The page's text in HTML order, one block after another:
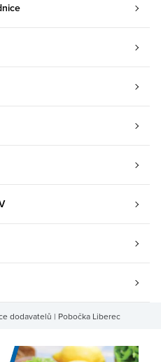
dodavatelů | Pobočka Liberec